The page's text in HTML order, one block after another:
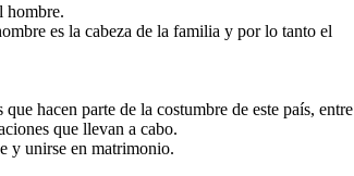
hombre.
es la cabeza de la familia y por lo tanto el
hacen parte de la costumbre de este país, entre
que llevan a cabo.
y unirse en matrimonio.